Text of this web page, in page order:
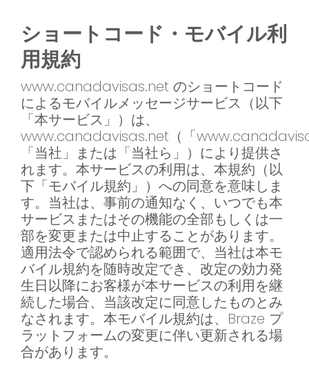
ショートコード・モバイル利
用規約
www.canadavisas.net のショートコード
によるモバイルメッセージサービス（以下
「本サービス」）は、
www.canadavisas.net（「
「当社」または「当社ら」）により提供さ
れます。本サービスの利用は、本規約（以
下「モバイル規約」）への同意を意味しま
す。当社は、事前の通知なく、いつでも本
サービスまたはその機能の全部もしくは一
部を変更または中止することがあります。
適用法令で認められる範囲で、当社は本モ
バイル規約を随時改定でき、改定の効力発
生日以降にお客様が本サービスの利用を継
続した場合、当該改定に同意したものとみ
なされます。本モバイル規約は、Braze プ
ラットフォームの変更に伴い更新される場
合があります。